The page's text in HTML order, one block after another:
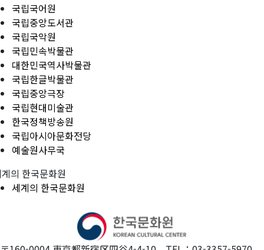
국립국어원
국립중앙도서관
국립국악원
국립민속박물관
대한민국역사박물관
국립한글박물관
국립중앙극장
국립현대미술관
한국정책방송원
국립아시아문화전당
예술원사무국
의 한국문화원
세계의 한국문화원